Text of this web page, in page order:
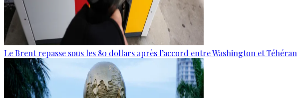
Le Brent repasse sous les 80 dollars après l’accord entre Washington et Téhéran